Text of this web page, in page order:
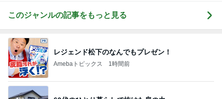
Amebaトピックス 1日前
日本のカフェで感激したパフェ
Amebaトピックス 1日前